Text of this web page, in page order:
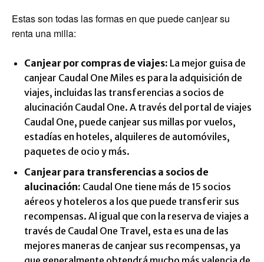
Estas son todas las formas en que puede canjear su
renta una milla:
Canjear por compras de viajes: La mejor guisa de
canjear Caudal One Miles es para la adquisición de
viajes, incluidas las transferencias a socios de
alucinación Caudal One. A través del portal de viajes
Caudal One, puede canjear sus millas por vuelos,
estadías en hoteles, alquileres de automóviles,
paquetes de ocio y más.
Canjear para transferencias a socios de
alucinación: Caudal One tiene más de 15 socios
aéreos y hoteleros a los que puede transferir sus
recompensas. Al igual que con la reserva de viajes a
través de Caudal One Travel, esta es una de las
mejores maneras de canjear sus recompensas, ya